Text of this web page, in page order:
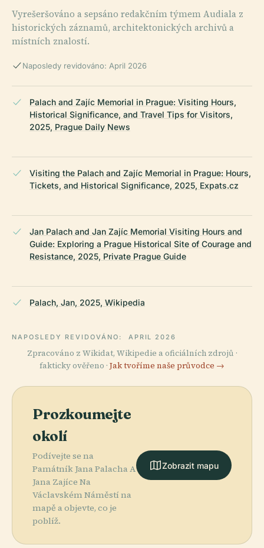
Vyrešeršováno a sepsáno redakčním týmem Audiala z
historických záznamů, architektonických archivů a
místních znalostí.
Naposledy revidováno: April 2026
Palach and Zajíc Memorial in Prague: Visiting Hours,
Historical Significance, and Travel Tips for Visitors,
2025, Prague Daily News
Visiting the Palach and Zajíc Memorial in Prague: Hours,
Tickets, and Historical Significance, 2025, Expats.cz
Jan Palach and Jan Zajíc Memorial Visiting Hours and
Guide: Exploring a Prague Historical Site of Courage and
Resistance, 2025, Private Prague Guide
Palach, Jan, 2025, Wikipedia
NAPOSLEDY REVIDOVÁNO: APRIL 2026
Zpracováno z Wikidat, Wikipedie a oficiálních zdrojů ·
fakticky ověřeno · Jak tvoříme naše průvodce →
Prozkoumejte
okolí
Podívejte se na
Památník Jana Palacha A
Jana Zajíce Na
Václavském Náměstí na
mapě a objevte, co je
poblíž.
Zobrazit mapu